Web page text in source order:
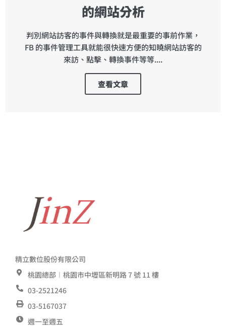
的網站分析
判別網站訪客的事件與轉換就是最重要的事前作業，
FB 的事件管理工具就能很快速方便的知曉網站訪客的
來訪、點擊、轉換事件等等....
查看文章
精立數位股份有限公司
桃園總部︱桃園市中壢區新明路 7 號 11 樓
03-2521246
03-5167037
週一至週五